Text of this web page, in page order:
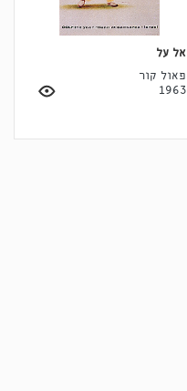
אל על
פאול קור
1963